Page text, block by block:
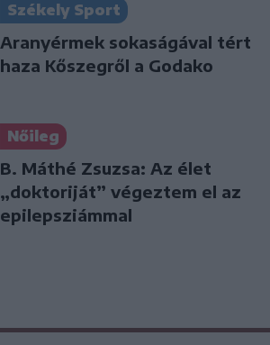
Székely Sport
Aranyérmek sokaságával tért
haza Kőszegről a Godako
Nőileg
B. Máthé Zsuzsa: Az élet
„doktoriját” végeztem el az
epilepsziámmal